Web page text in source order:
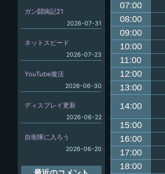
07:00
08:00
09:00
10:00
11:00
12:00
13:00
14:00
15:00
16:00
17:00
18:00
ガン闘病記21
2026-07-31
ネットスピード
2026-07-23
YouTube復活
2026-06-30
ディスプレイ更新
2026-06-22
自衛隊に入ろう
2026-06-20